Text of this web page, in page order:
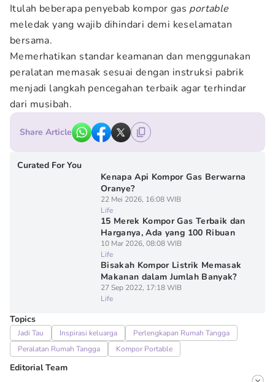
Itulah beberapa penyebab kompor gas portable
meledak yang wajib dihindari demi keselamatan
bersama.
Memerhatikan standar keamanan dan menggunakan
peralatan memasak sesuai dengan instruksi pabrik
menjadi langkah pencegahan terbaik agar terhindar
dari musibah.
Share Article
Curated For You
Kenapa Api Kompor Gas Berwarna
Oranye?
22 Mei 2026, 16:08 WIB
Life
15 Merek Kompor Gas Terbaik dan
Harganya, Ada yang 100 Ribuan
10 Mar 2026, 08:08 WIB
Life
Bisakah Kompor Listrik Memasak
Makanan dalam Jumlah Banyak?
27 Sep 2022, 17:18 WIB
Life
Topics
Jadi Tau Inspirasi keluarga
Perlengkapan Rumah Tangga
Peralatan Rumah Tangga
Kompor Portable
Editorial Team